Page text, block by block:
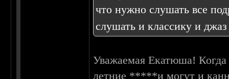
что нужно слушать все
слушать и классику и
Уважаемая Екатюша! Когда
летние *****и могут и